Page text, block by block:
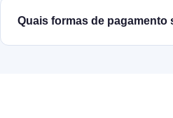
Quais formas de pagamento